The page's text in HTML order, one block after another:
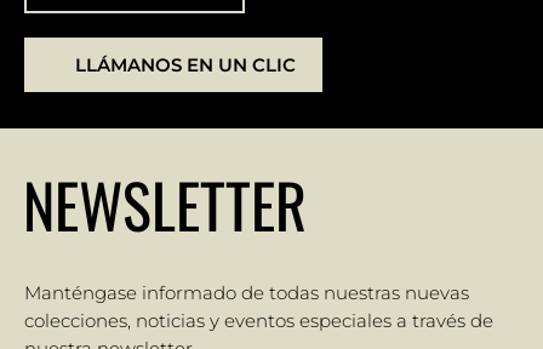
LLÁMANOS EN UN CLIC
NEWSLETTER
Manténgase informado de todas nuestras nuevas
colecciones, noticias y eventos especiales a través de